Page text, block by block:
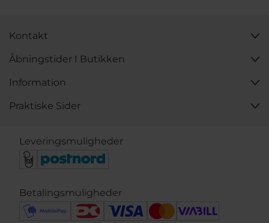
Kontakt
Åbningstider I Butikken
Information
Praktiske Sider
Leveringsmuligheder
Betalingsmuligheder